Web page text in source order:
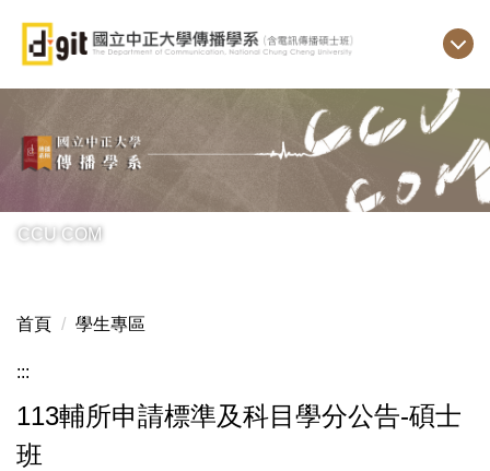
主
區
CCU COM
首頁 學生專區
:::
113輔所申請標準及科目學分公告-碩士
班